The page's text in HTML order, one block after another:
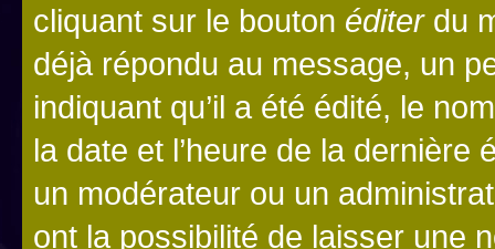
cliquant sur le bouton éditerdu
déjà répondu au message, un
indiquant qu’il a été édité, le
la date et l’heure de la dernière
un modérateur ou un
ont la possibilité de laisser une